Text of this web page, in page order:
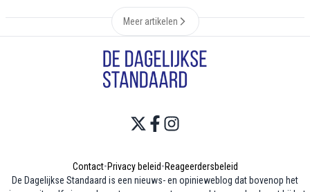
Meer artikelen
Contact•Privacy beleid•Reageerdersbeleid
De Dagelijkse Standaard is een nieuws- en opinieweblog dat bovenop het